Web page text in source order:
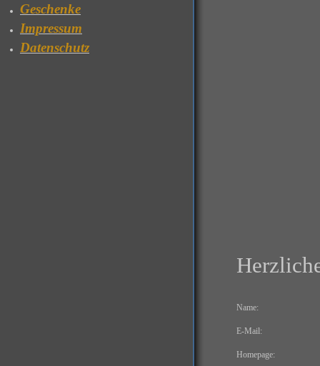
Geschenke
Impressum
Datenschutz
Name:
E-Mail:
Homepage: